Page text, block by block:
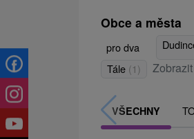
Obce a města
pro dva
Tále (1)
VŠECHNY